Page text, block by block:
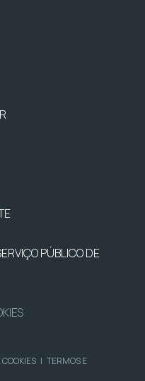
PÚBLICO DE
| TERMOS E